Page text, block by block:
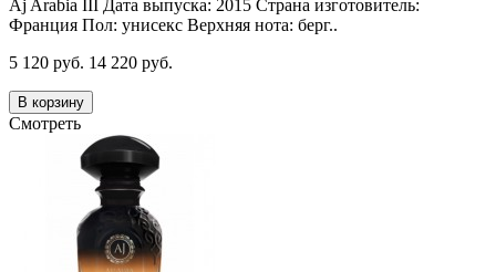
Aj Arabia III Дата выпуска: 2015 Страна изготовитель:
Франция Пол: унисекс Верхняя нота: берг..
5 120 руб. 14 220 руб.
В корзину
Смотреть